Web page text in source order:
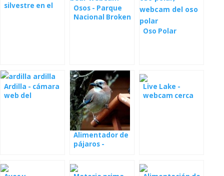
silvestre en el
Osos - Parque
Nacional Broken
Oso Polar
Ardilla - cámara
web del
Alimentador de
pájaros -
Live Lake -
webcam cerca